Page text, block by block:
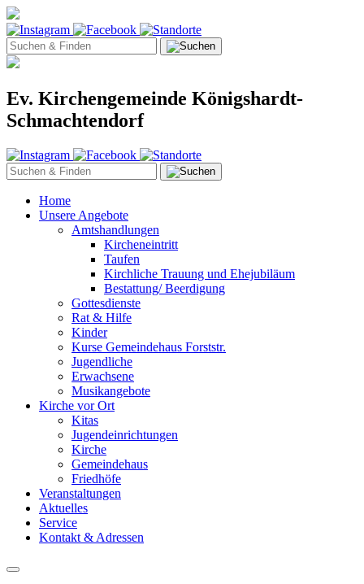
Ev. Kirchengemeinde Königshardt-
Schmachtendorf
Home
Unsere Angebote
Amtshandlungen
Kircheneintritt
Taufen
Kirchliche Trauung und Ehejubiläum
Bestattung/ Beerdigung
Gottesdienste
Rat & Hilfe
Kinder
Kurse Gemeindehaus Forststr.
Jugendliche
Erwachsene
Musikangebote
Kirche vor Ort
Kitas
Jugendeinrichtungen
Kirche
Gemeindehaus
Friedhöfe
Veranstaltungen
Aktuelles
Service
Kontakt & Adressen